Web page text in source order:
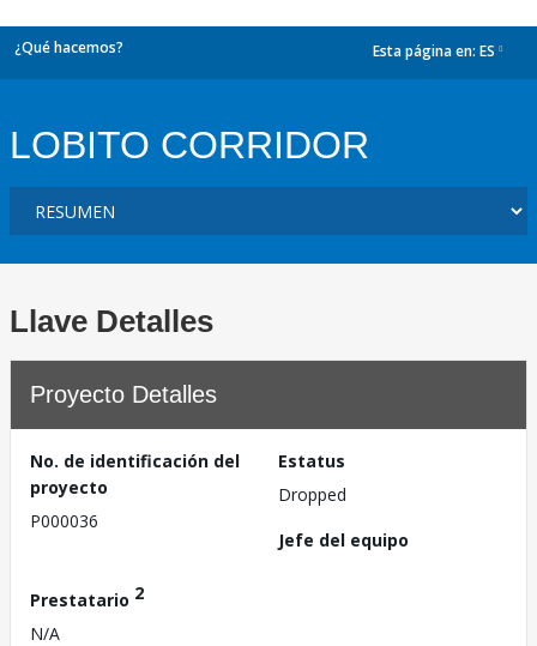
¿Qué hacemos? Esta página en: ES
LOBITO CORRIDOR
Llave Detalles
Proyecto Detalles
No. de identificación del
proyecto
P000036
Estatus
Dropped
Jefe del equipo
Prestatario 2
N/A